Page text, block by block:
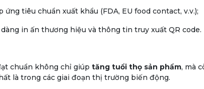
ứng tiêu chuẩn xuất khẩu (FDA, EU food contact, v.v.);
dàng in ấn thương hiệu và thông tin truy xuất QR code.
chuẩn không chỉ giúp tăng tuổi thọ sản phẩm, mà
là trong các giai đoạn thị trường biến động.